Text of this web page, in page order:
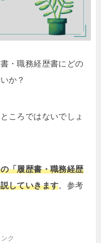
・職務経歴書にどの
か？
ころではないでしょ
「履歴書・職務経歴
していきます。参考
ク